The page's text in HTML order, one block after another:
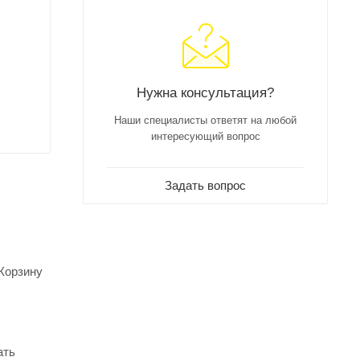
Нужна консультация?
Наши специалисты ответят на любой
интересующий вопрос
Задать вопрос